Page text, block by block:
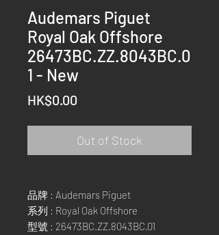
Audemars Piguet
Royal Oak Offshore
26473BC.ZZ.8043BC.0
1 - New
HK$0.00
Out of Stock
品牌 : Audemars Piguet
系列 : Royal Oak Offshore
型號 : 26473BC.ZZ.8043BC.01